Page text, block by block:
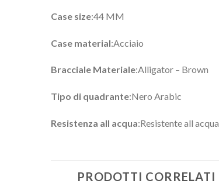
Case size:44 MM
Case material:Acciaio
Bracciale Materiale:Alligator – Brown
Tipo di quadrante:Nero Arabic
Resistenza all acqua:Resistente all acqua
PRODOTTI CORRELATI